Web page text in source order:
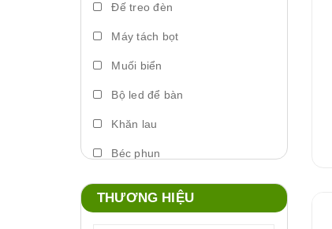
Đế treo đèn
Máy tách bọt
Muối biển
Bộ led để bàn
Khăn lau
Béc phun
Máy phun sương
Foam xịt
THƯƠNG HIỆU